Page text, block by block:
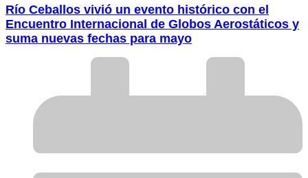
Río Ceballos vivió un evento histórico con el
Encuentro Internacional de Globos Aerostáticos y
suma nuevas fechas para mayo